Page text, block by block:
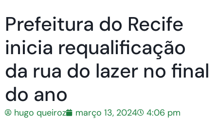
Prefeitura do Recife
inicia requalificação
da rua do lazer no final
do ano
hugo queiroz março 13, 2024
4:06 pm